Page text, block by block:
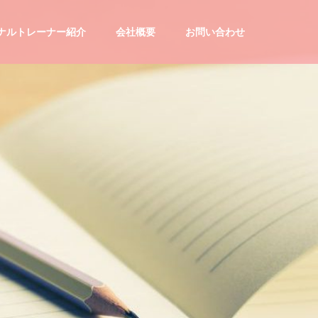
ルトレーナー紹介 会社概要 お問い合わせ